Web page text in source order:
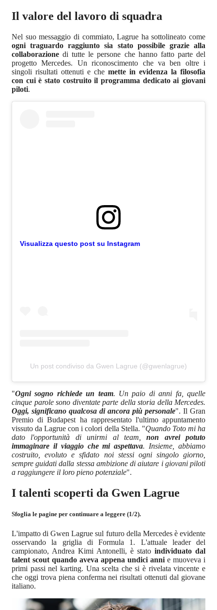
Il valore del lavoro di squadra
Nel suo messaggio di commiato, Lagrue ha sottolineato come
ogni traguardo raggiunto sia stato possibile grazie alla
collaborazione di tutte le persone che hanno fatto parte del
progetto Mercedes. Un riconoscimento che va ben oltre i
singoli risultati ottenuti e che mette in evidenza la filosofia
con cui è stato costruito il programma dedicato ai giovani
piloti.
Visualizza questo post su Instagram
Un post condiviso da Gwen Lagrue (@gwenlagrue)
"Ogni sogno richiede un team. Un paio di anni fa, quelle
cinque parole sono diventate parte della storia della Mercedes.
Oggi, significano qualcosa di ancora più personale". Il Gran
Premio di Budapest ha rappresentato l'ultimo appuntamento
vissuto da Lagrue con i colori della Stella. "Quando Toto mi ha
dato l'opportunità di unirmi al team,non avrei potuto
immaginare il viaggio che mi aspettava. Insieme, abbiamo
costruito, evoluto e sfidato noi stessi ogni singolo giorno,
sempre guidati dalla stessa ambizione di aiutare i giovani piloti
a raggiungere il loro pieno potenziale".
I talenti scoperti da Gwen Lagrue
Sfoglia le pagine per continuare a leggere (1/2).
L'impatto di Gwen Lagrue sul futuro della Mercedes è evidente
osservando la griglia di Formula 1. L'attuale leader del
campionato, Andrea Kimi Antonelli, è stato individuato dal
talent scout quando aveva appena undici anni e muoveva i
primi passi nel karting. Una scelta che si è rivelata vincente e
che oggi trova piena conferma nei risultati ottenuti dal giovane
italiano.